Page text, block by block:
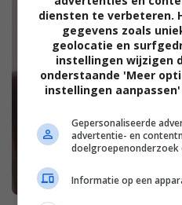
diensten te verbeteren.
gegevens zoals
geolocatie en
instellingen wijzigen
onderstaande 'Meer
instellingen
Gepersonaliseerde
advertentie- en
doelgroepenonderzoek
Informatie op een